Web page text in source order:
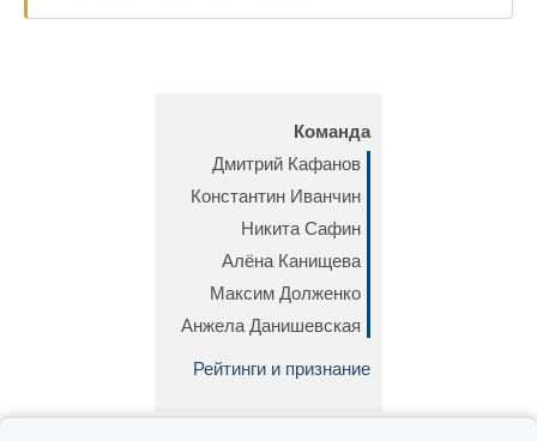
Команда
Дмитрий Кафанов
Константин Иванчин
Никита Сафин
Алёна Канищева
Максим Долженко
Анжела Данишевская
Рейтинги и признание